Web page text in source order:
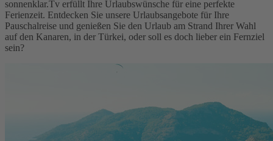
sonnenklar.Tv erfüllt Ihre Urlaubswünsche für eine perfekte
Ferienzeit. Entdecken Sie unsere Urlaubsangebote für Ihre
Pauschalreise und genießen Sie den Urlaub am Strand Ihrer Wahl
auf den Kanaren, in der Türkei, oder soll es doch lieber ein Fernziel
sein?